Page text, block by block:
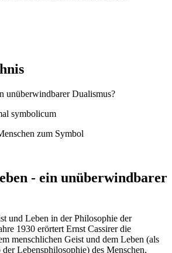
unüberwindbarer Dualismus?
symbolicum
zum Symbol
- ein unüberwindbarer
und Leben in der Philosophie der
1930 erörtert Ernst Cassirer die
menschlichen Geist und dem Leben (als
Lebensphilosophie) des Menschen,